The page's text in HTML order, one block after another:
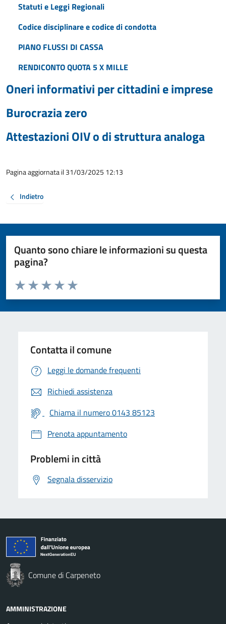
Statuti e Leggi Regionali
Codice disciplinare e codice di condotta
PIANO FLUSSI DI CASSA
RENDICONTO QUOTA 5 X MILLE
Oneri informativi per cittadini e imprese
Burocrazia zero
Attestazioni OIV o di struttura analoga
Pagina aggiornata il 31/03/2025 12:13
Indietro
Quanto sono chiare le informazioni su questa
pagina?
Valuta da 1 a 5 stelle la pagina
Valuta 5 stelle su 5
Valuta 4 stelle su 5
Valuta 3 stelle su 5
Valuta 2 stelle su 5
Valuta 1 stelle su 5
Contatta il comune
Leggi le domande frequenti
Richiedi assistenza
Chiama il numero 0143 85123
Prenota appuntamento
Problemi in città
Segnala disservizio
Comune di Carpeneto
AMMINISTRAZIONE